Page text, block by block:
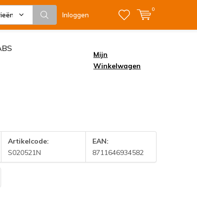
Inloggen
0
Mijn
Winkelwagen
Artikelcode:
S020521N
EAN:
8711646934582